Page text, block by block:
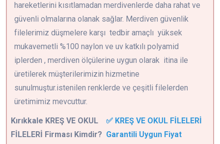
hareketlerini kısıtlamadan merdivenlerde daha rahat ve
güvenli olmalarına olanak sağlar. Merdiven güvenlik
filelerimiz düşmelere karşı tedbir amaçlı yüksek
mukavemetli %100 naylon ve uv katkılı polyamid
iplerden , merdiven ölçülerine uygun olarak itina ile
üretilerek müşterilerimizin hizmetine
sunulmuştur.istenilen renklerde ve çeşitli filelerden
üretimimiz mevcuttur.
Kırıkkale KREŞ VE OKUL
FİLELERİ Firması Kimdir?
✅ KREŞ VE OKUL FİLELERİ
Garantili Uygun Fiyat